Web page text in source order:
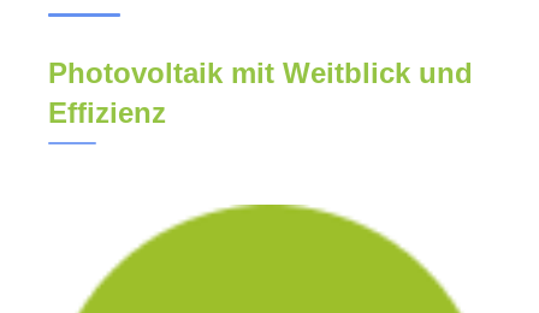
Photovoltaik mit Weitblick und
Effizienz